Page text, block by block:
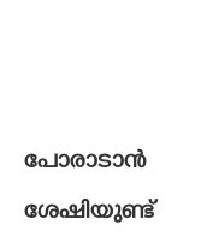
പോരാടാൻ
ശേഷിയുണ്ട്